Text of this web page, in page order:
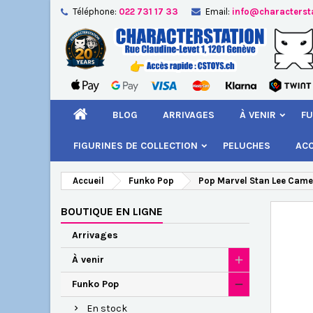
Téléphone: 022 731 17 33 Email:
BLOG ARRIVAGES À VENIR
FIGURINES DE COLLECTION PELUCHES
Accueil Funko Pop Pop Marvel Stan Lee
BOUTIQUE EN LIGNE
Arrivages
À venir
Funko Pop
En stock